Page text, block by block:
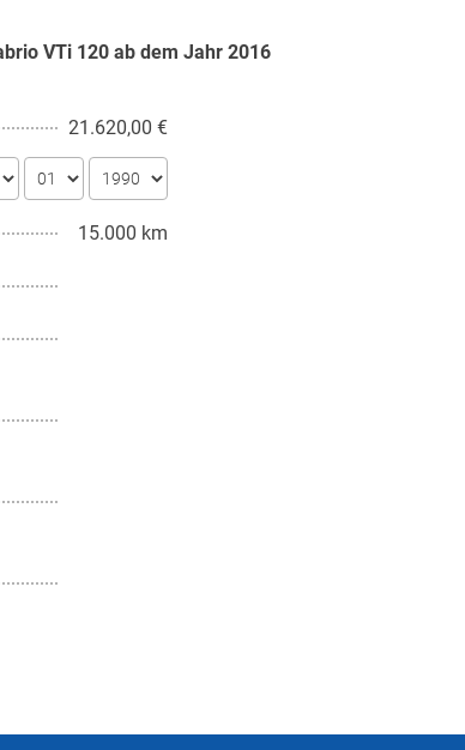
VTi 120 ab dem Jahr 2016
21.620,00 €
15.000 km